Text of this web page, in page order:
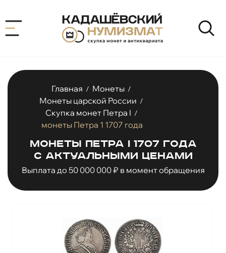
Главная / Монеты /
Монеты царской России /
Скупка монет Петра I /
монеты Петра 1 1707 года
Монеты Петра I 1707 года
с актуальными ценами
Выплата до 50 000 000 ₽ в момент обращения